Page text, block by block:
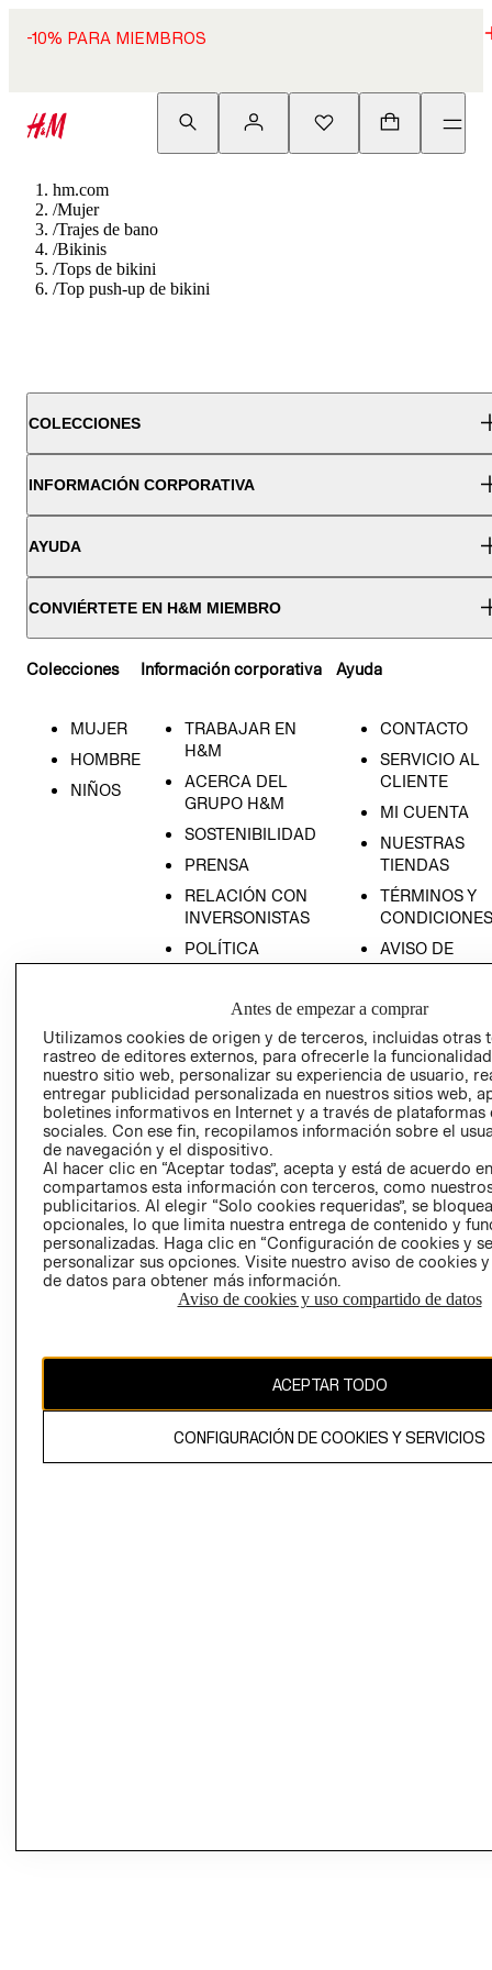
-10% PARA MIEMBROS
hm.com
/Mujer
/Trajes de bano
/Bikinis
/Tops de bikini
/Top push-up de bikini
COLECCIONES
INFORMACIÓN CORPORATIVA
AYUDA
CONVIÉRTETE EN H&M MIEMBRO
Colecciones
MUJER
HOMBRE
NIÑOS
Información corporativa
TRABAJAR EN
H&M
ACERCA DEL
GRUPO H&M
SOSTENIBILIDAD
PRENSA
RELACIÓN CON
INVERSONISTAS
POLÍTICA
EMPRESARIAL
Ayuda
CONTACTO
SERVICIO AL
CLIENTE
MI CUENTA
NUESTRAS
TIENDAS
TÉRMINOS Y
CONDICIONES
AVISO DE
PRIVACIDAD
AVISO DE
COOKIES
LIBRO DE
Ecuador ($)
propiedad de H&M Hennes & Mauritz AB.
Antes de empezar a comprar
Utilizamos cookies de origen y de terceros, incluidas otras
rastreo de editores externos, para ofrecerle la
nuestro sitio web, personalizar su experiencia de usuario,
entregar publicidad personalizada en nuestros sitios web,
boletines informativos en Internet y a través de plataformas
sociales. Con ese fin, recopilamos información sobre el
de navegación y el dispositivo.
Al hacer clic en “Aceptar todas”, acepta y está de acuerdo
compartamos esta información con terceros, como
publicitarios. Al elegir “Solo cookies requeridas”, se
opcionales, lo que limita nuestra entrega de contenido y
personalizadas. Haga clic en “Configuración de cookies y
personalizar sus opciones. Visite nuestro aviso de cookies
de datos para obtener más información.
Aviso de cookies y uso compartido de datos
ACEPTAR TODO
CONFIGURACIÓN DE COOKIES Y SERVICIOS